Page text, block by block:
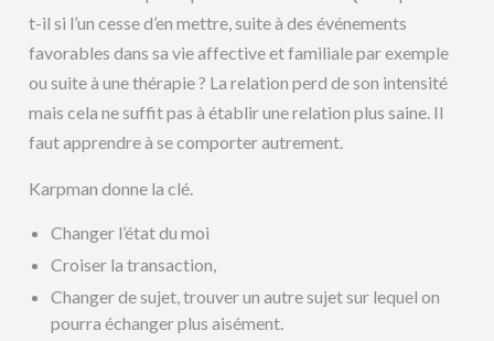
t-il si l’un cesse d’en mettre, suite à des événements
favorables dans sa vie affective et familiale par exemple
ou suite à une thérapie ? La relation perd de son intensité
mais cela ne suffit pas à établir une relation plus saine. Il
faut apprendre à se comporter autrement.
Karpman donne la clé.
Changer l’état du moi
Croiser la transaction,
Changer de sujet, trouver un autre sujet sur lequel on
pourra échanger plus aisément.